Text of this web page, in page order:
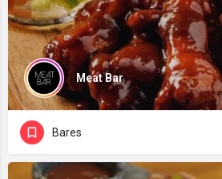
Meat Bar
Bares